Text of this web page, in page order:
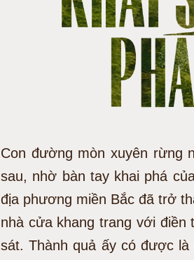
Con đường mòn xuyên rừng
sau, nhờ bàn tay khai phá
địa phương miền Bắc đã trở
nhà cửa khang trang với
sát. Thành quả ấy có được